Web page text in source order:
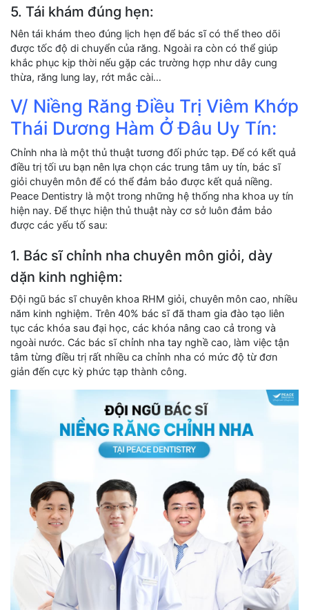
5. Tái khám đúng hẹn:
Nên tái khám theo đúng lịch hẹn để bác sĩ có thể theo dõi
được tốc độ di chuyển của răng. Ngoài ra còn có thể giúp
khắc phục kịp thời nếu gặp các trường hợp như dây cung
thừa, răng lung lay, rớt mắc cài…
V/ Niềng Răng Điều Trị Viêm Khớp
Thái Dương Hàm Ở Đâu Uy Tín:
Chỉnh nha là một thủ thuật tương đối phức tạp. Để có kết quả
điều trị tối ưu bạn nên lựa chọn các trung tâm uy tín, bác sĩ
giỏi chuyên môn để có thể đảm bảo được kết quả niềng.
Peace Dentistry là một trong những hệ thống nha khoa uy tín
hiện nay. Để thực hiện thủ thuật này cơ sở luôn đảm bảo
được các yếu tố sau:
1. Bác sĩ chỉnh nha chuyên môn giỏi, dày
dặn kinh nghiệm:
Đội ngũ bác sĩ chuyên khoa RHM giỏi, chuyên môn cao, nhiều
năm kinh nghiệm. Trên 40% bác sĩ đã tham gia đào tạo liên
tục các khóa sau đại học, các khóa nâng cao cả trong và
ngoài nước. Các bác sĩ chỉnh nha tay nghề cao, làm việc tận
tâm từng điều trị rất nhiều ca chỉnh nha có mức độ từ đơn
giản đến cực kỳ phức tạp thành công.